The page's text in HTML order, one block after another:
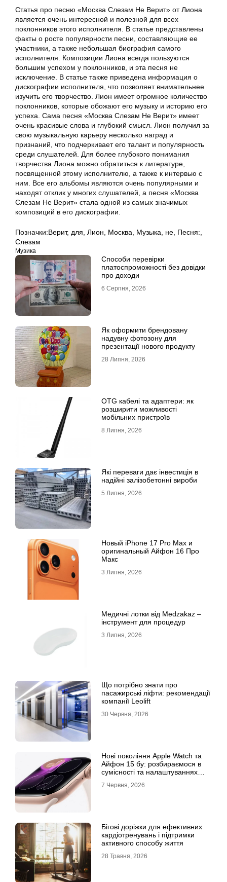
Статья про песню «Москва Слезам Не Верит» от Лиона
является очень интересной и полезной для всех
поклонников этого исполнителя. В статье представлены
факты о росте популярности песни, составляющие ее
участники, а также небольшая биография самого
исполнителя. Композиции Лиона всегда пользуются
большим успехом у поклонников, и эта песня не
исключение. В статье также приведена информация о
дискографии исполнителя, что позволяет внимательнее
изучить его творчество. Лион имеет огромное количество
поклонников, которые обожают его музыку и историю его
успеха. Сама песня «Москва Слезам Не Верит» имеет
очень красивые слова и глубокий смысл. Лион получил за
свою музыкальную карьеру несколько наград и
признаний, что подчеркивает его талант и популярность
среди слушателей. Для более глубокого понимания
творчества Лиона можно обратиться к литературе,
посвященной этому исполнителю, а также к интервью с
ним. Все его альбомы являются очень популярными и
находят отклик у многих слушателей, а песня «Москва
Слезам Не Верит» стала одной из самых значимых
композиций в его дискографии.
Позначки:Верит, для, Лион, Москва, Музыка, не, Песня:,
Слезам
Музика
Способи перевірки
платоспроможності без довідки
про доходи
6 Серпня, 2026
Як оформити брендовану
надувну фотозону для
презентації нового продукту
28 Липня, 2026
OTG кабелі та адаптери: як
розширити можливості
мобільних пристроїв
8 Липня, 2026
Які переваги дає інвестиція в
надійні залізобетонні вироби
5 Липня, 2026
Новый iPhone 17 Pro Max и
оригинальный Айфон 16 Про
Макс
3 Липня, 2026
Медичні лотки від Medzakaz –
інструмент для процедур
3 Липня, 2026
Що потрібно знати про
пасажирські ліфти: рекомендації
компанії Leolift
30 Червня, 2026
Нові покоління Apple Watch та
Айфон 15 бу: розбираємося в
сумісності та налаштуваннях
7 Червня, 2026
Бігові доріжки для ефективних
кардіотренувань і підтримки
активного способу життя
28 Травня, 2026